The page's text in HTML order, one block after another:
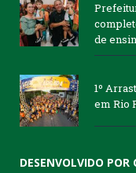
de
1º
em Rio
DESENVOLVIDO POR